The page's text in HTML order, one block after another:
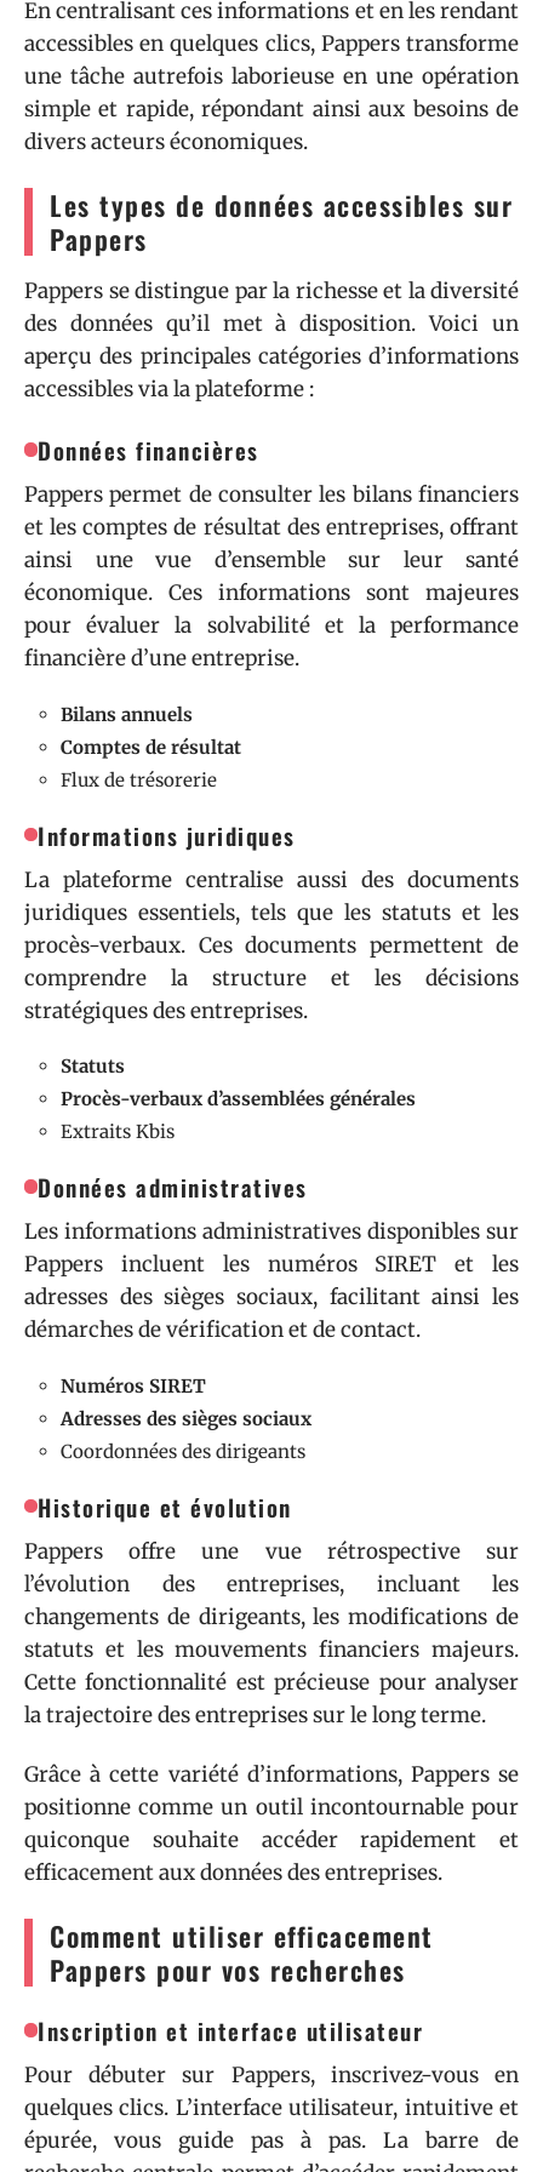
En centralisant ces informations et en les rendant
accessibles en quelques clics, Pappers transforme
une tâche autrefois laborieuse en une opération
simple et rapide, répondant ainsi aux besoins de
divers acteurs économiques.
Les types de données accessibles sur
Pappers
Pappers se distingue par la richesse et la diversité
des données qu’il met à disposition. Voici un
aperçu des principales catégories d’informations
accessibles via la plateforme :
Données financières
Pappers permet de consulter les bilans financiers
et les comptes de résultat des entreprises, offrant
ainsi une vue d’ensemble sur leur santé
économique. Ces informations sont majeures
pour évaluer la solvabilité et la performance
financière d’une entreprise.
Bilans annuels
Comptes de résultat
Flux de trésorerie
Informations juridiques
La plateforme centralise aussi des documents
juridiques essentiels, tels que les statuts et les
procès-verbaux. Ces documents permettent de
comprendre la structure et les décisions
stratégiques des entreprises.
Statuts
Procès-verbaux d’assemblées générales
Extraits Kbis
Données administratives
Les informations administratives disponibles sur
Pappers incluent les numéros SIRET et les
adresses des sièges sociaux, facilitant ainsi les
démarches de vérification et de contact.
Numéros SIRET
Adresses des sièges sociaux
Coordonnées des dirigeants
Historique et évolution
Pappers offre une vue rétrospective sur
l’évolution des entreprises, incluant les
changements de dirigeants, les modifications de
statuts et les mouvements financiers majeurs.
Cette fonctionnalité est précieuse pour analyser
la trajectoire des entreprises sur le long terme.
Grâce à cette variété d’informations, Pappers se
positionne comme un outil incontournable pour
quiconque souhaite accéder rapidement et
efficacement aux données des entreprises.
Comment utiliser efficacement
Pappers pour vos recherches
Inscription et interface utilisateur
Pour débuter sur Pappers, inscrivez-vous en
quelques clics. L’interface utilisateur, intuitive et
épurée, vous guide pas à pas. La barre de